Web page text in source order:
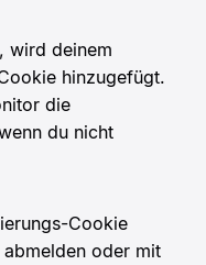
wird deinem
hinzugefügt.
die
du nicht
Cookie
oder mit